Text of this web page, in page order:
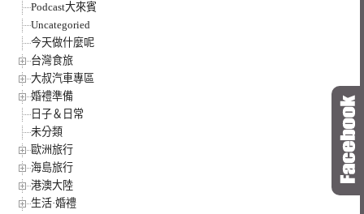
Podcast大來賓
Uncategoried
今天做什麼呢
台灣食旅
大叔汽車專區
婚禮準備
日子＆日常
未分類
歐洲旅行
海島旅行
港澳大陸
生活·婚禮